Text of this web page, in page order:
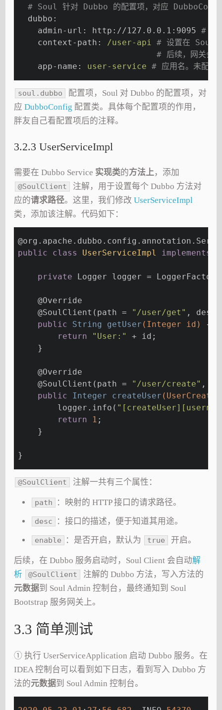
# Soul 针对 Dubbo 的配置项，对应
  dubbo:
    admin-url:
http://127.0.0.1:9095 #
    context-path:
/user-api
# 设置在 Soul
# 后续，网关会
    app-name:
user-service # 应用名。未配置
soul.dubbo
配置项，Soul 对 Dubbo 的配置项，对
应DubboConfig 配置类。具体每个配置项的作用，
胖友自己看配置项后的注释。
3.2.3 UserServiceImpl
需要在 Dubbo Service 实现类的方法上，添加
@SoulClient
注解，用于设置每个 Dubbo 方法对
应的请求路径。这里，我们修改UserServiceImpl
类，添加该注解。代码如下：
@org
public
class UserServiceImpl implements
private Logger logger =
@Override
@SoulClient (path = "/user/get" ,
public String getUser (Integer id)
{
return
"User:"
+ id;
    }
@Override
@SoulClient (path = "/user/create" ,
public Integer createUser
        logger.info(
return
1 ;
    }
}
@SoulClient 注解一共有三个属性：
path ：映射的 HTTP 接口的请求路径。
desc ：接口的描述，便于知道其用途。
enable ：是否开启，默认为 true 开启。
后续，在 Dubbo 服务启动时，Soul Client 会自动解
析
@SoulClient
注解的 Dubbo 方法，写入方法的
元数据到 Soul Admin 控制台，最终通知到 Soul
Bootstrap 服务网关上。
3.3 简单测试
① 执行 UserServiceApplication 启动 Dubbo 服务。在
IDEA 控制台可以看到如下日志，看到写入 Dubbo 方
法的元数据到 Soul Admin 控制台。